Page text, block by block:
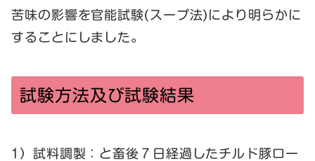
苦味の影響を官能試験(スープ法)により明らかに
することにしました。
試験方法及び試験結果
1）試料調製：と畜後７日経過したチルド豚ロー